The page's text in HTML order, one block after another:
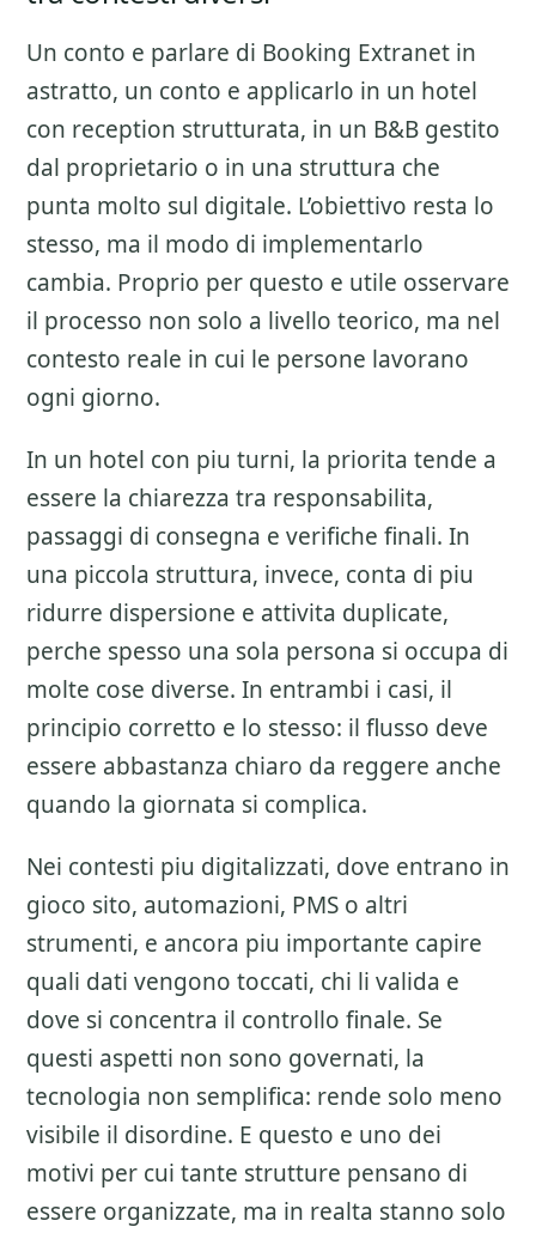
Un conto e parlare di Booking Extranet in
astratto, un conto e applicarlo in un hotel
con reception strutturata, in un B&B gestito
dal proprietario o in una struttura che
punta molto sul digitale. L’obiettivo resta lo
stesso, ma il modo di implementarlo
cambia. Proprio per questo e utile osservare
il processo non solo a livello teorico, ma nel
contesto reale in cui le persone lavorano
ogni giorno.
In un hotel con piu turni, la priorita tende a
essere la chiarezza tra responsabilita,
passaggi di consegna e verifiche finali. In
una piccola struttura, invece, conta di piu
ridurre dispersione e attivita duplicate,
perche spesso una sola persona si occupa di
molte cose diverse. In entrambi i casi, il
principio corretto e lo stesso: il flusso deve
essere abbastanza chiaro da reggere anche
quando la giornata si complica.
Nei contesti piu digitalizzati, dove entrano in
gioco sito, automazioni, PMS o altri
strumenti, e ancora piu importante capire
quali dati vengono toccati, chi li valida e
dove si concentra il controllo finale. Se
questi aspetti non sono governati, la
tecnologia non semplifica: rende solo meno
visibile il disordine. E questo e uno dei
motivi per cui tante strutture pensano di
essere organizzate, ma in realta stanno solo